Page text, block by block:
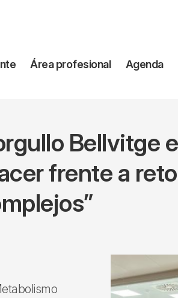
Área profesional Agenda
Bellvitge
frente a